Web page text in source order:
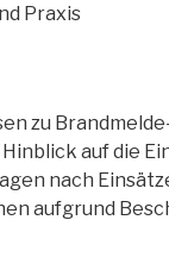
Praxis
zu
auf die
nach
aufgrund